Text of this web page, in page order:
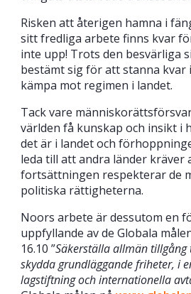
Risken att återigen hamna i
sitt fredliga arbete finns kvar
inte upp! Trots den besvärliga
bestämt sig för att stanna kvar
kämpa mot regimen i landet.
Tack vare
världen få kunskap och insikt i
det är i landet och
leda till att andra länder kräver
fortsättningen respekterar de
politiska rättigheterna.
Noors arbete är dessutom en
uppfyllande av de Globala
16.10 ”Säkerställa allmän
skydda grundläggande friheter, i
lagstiftning och internationella